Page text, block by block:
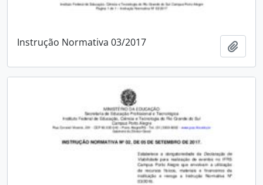
Instrução Normativa 03/2017